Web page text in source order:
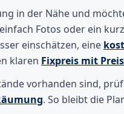
in der Nähe und
Fotos oder ein
einschätzen, eine
klaren Fixpreis mit
vorhanden sind,
. So bleibt die